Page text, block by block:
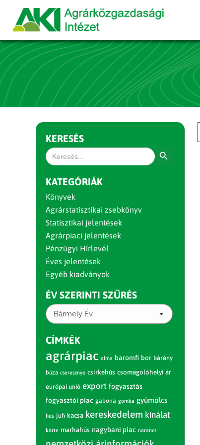
KERESÉS
Search
for:
KATEGÓRIÁK
Könyvek
Agrárstatisztikai zsebkönyv
Statisztikai jelentések
Agrárpiaci jelentések
Pénzügyi Hírlevél
Éves jelentések
Egyéb kiadványok
ÉV SZERINTI SZŰRÉS
Bármely Év
CÍMKÉK
agrárpiac alma baromfi bor bárány
búza cseresznye csirkehús csomagolóhelyi ár
európai unió export fogyasztás
fogyasztói piac gabona gomba gyümölcs
hús juh kacsa kereskedelem kínálat
körte marhahús nagybani piac narancs